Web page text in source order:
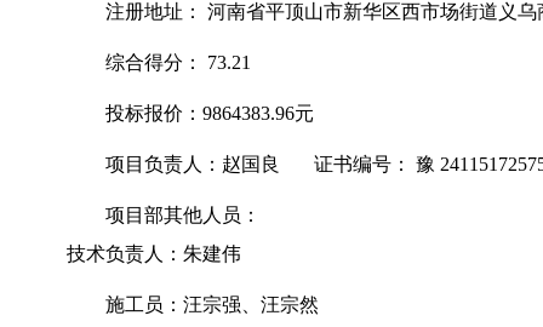
注册地址： 河南省平顶山市新华区西市场街道义乌
综合得分： 73.21
投标报价： 9864383.96元
项目负责人：赵国良 证书编号： 豫
项目部其他人员：
技术负责人：朱建伟
施工员：汪宗强、汪宗然